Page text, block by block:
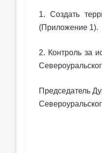
1. Создать
(Приложение 1).
2. Контроль за
Председатель